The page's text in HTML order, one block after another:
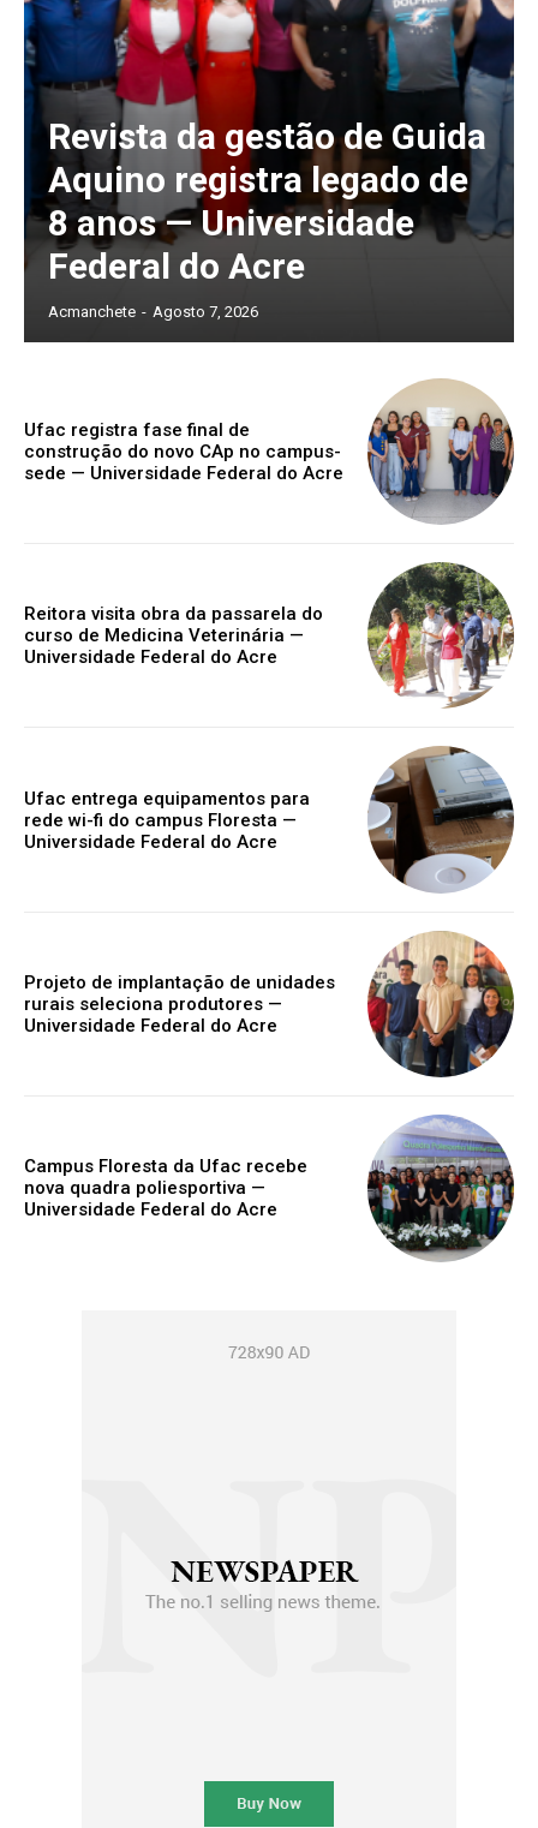
Revista da gestão de Guida
Aquino registra legado de
8 anos — Universidade
Federal do Acre
Acmanchete - Agosto 7, 2026
Ufac registra fase final de
construção do novo CAp no campus-
sede — Universidade Federal do Acre
Reitora visita obra da passarela do
curso de Medicina Veterinária —
Universidade Federal do Acre
Ufac entrega equipamentos para
rede wi-fi do campus Floresta —
Universidade Federal do Acre
Projeto de implantação de unidades
rurais seleciona produtores —
Universidade Federal do Acre
Campus Floresta da Ufac recebe
nova quadra poliesportiva —
Universidade Federal do Acre